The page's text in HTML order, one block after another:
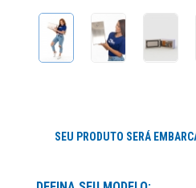
SEU PRODUTO SERÁ